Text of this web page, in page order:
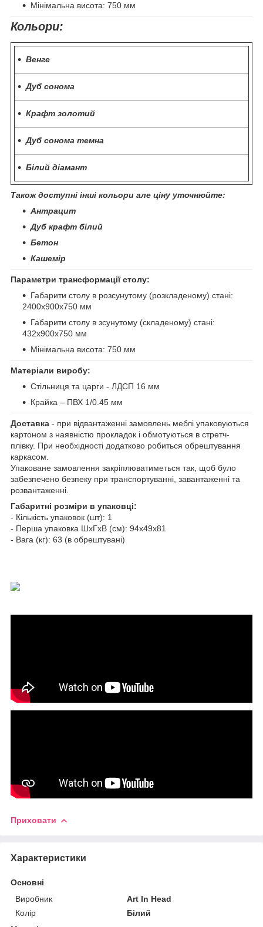
Мінімальна висота: 750 мм
Кольори:
Венге
Дуб сонома
Крафт золотий
Дуб сонома темна
Білий діамант
Також доступні інші кольори але ціну уточнюйте:
Антрацит
Дуб крафт білий
Бетон
Кашемір
Параметри трансформації столу:
Габарити столу в розсунутому (розкладеному) стані:
2400х900х750 мм
Габарити столу в зсунутому (складеному) стані:
432х900х750 мм
Мінімальна висота: 750 мм
Матеріали виробу:
Стільниця та царги - ЛДСП 16 мм
Крайка – ПВХ 1/0.45 мм
Доставка - при відвантаженні замовлень меблі упаковуються
картоном з наявністю прокладок і обмотуються в стретч-
плівку. При необхідності додатково робиться обрештування
каркасом.
Упаковане замовлення закріплюватиметься так, щоб було
забезпечено безпеку при транспортуванні, завантаженні та
розвантаженні.
Габаритні розміри в упаковці:
- Кількість упаковок (шт): 1
- Перша упаковка ШхГхВ (см): 94х49х81
- Вага (кг): 63 (в обрештувані)
Приховати
Характеристики
Основні
Виробник
Art In Head
Колір
Білий